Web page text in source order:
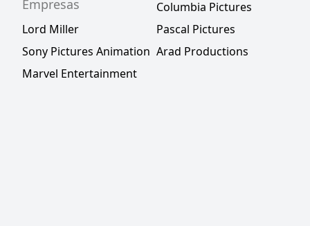
Empresas
Columbia Pictures
Lord Miller
Pascal Pictures
Sony Pictures Animation Arad Productions
Marvel Entertainment